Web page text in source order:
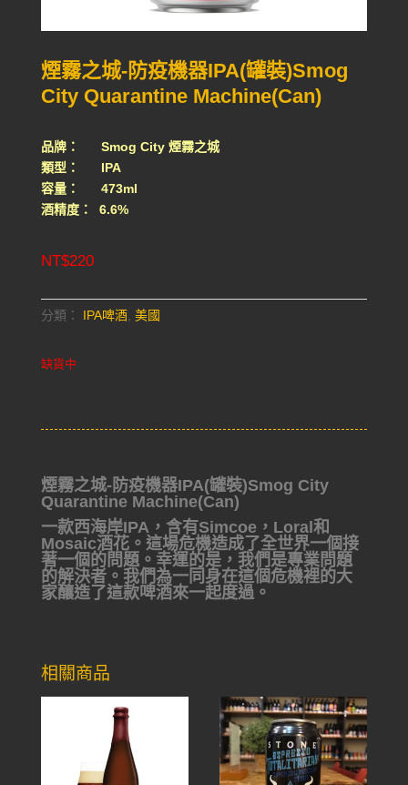
煙霧之城-防疫機器IPA(罐裝)Smog
City Quarantine Machine(Can)
品牌： Smog City 煙霧之城
類型： IPA
容量： 473ml
酒精度： 6.6%
NT$220
分類： IPA啤酒, 美國
缺貨中
煙霧之城-防疫機器IPA(罐裝)Smog City
Quarantine Machine(Can)
一款西海岸IPA，含有Simcoe，Loral和
Mosaic酒花。這場危機造成了全世界一個接
著一個的問題。幸運的是，我們是專業問題
的解決者。我們為一同身在這個危機裡的大
家釀造了這款啤酒來一起度過。
相關商品